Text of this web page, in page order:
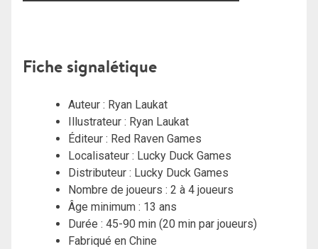
Fiche signalétique
Auteur : Ryan Laukat
Illustrateur : Ryan Laukat
Éditeur : Red Raven Games
Localisateur : Lucky Duck Games
Distributeur : Lucky Duck Games
Nombre de joueurs : 2 à 4 joueurs
Âge minimum : 13 ans
Durée : 45-90 min (20 min par joueurs)
Fabriqué en Chine